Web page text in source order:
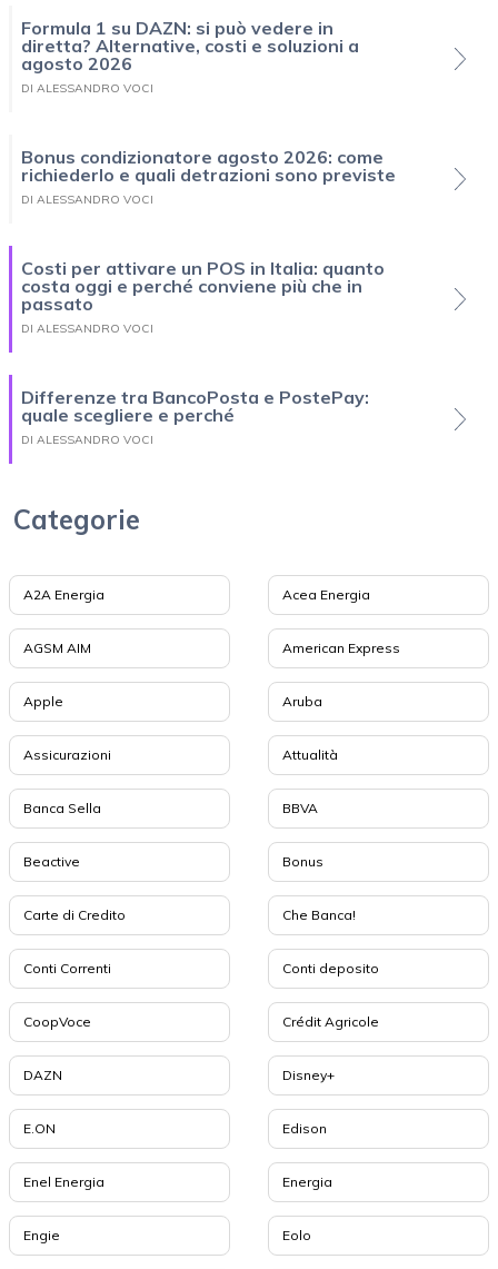
Formula 1 su DAZN: si può vedere in
diretta? Alternative, costi e soluzioni a
agosto 2026
DI ALESSANDRO VOCI
Bonus condizionatore agosto 2026: come
richiederlo e quali detrazioni sono previste
DI ALESSANDRO VOCI
Costi per attivare un POS in Italia: quanto
costa oggi e perché conviene più che in
passato
DI ALESSANDRO VOCI
Differenze tra BancoPosta e PostePay:
quale scegliere e perché
DI ALESSANDRO VOCI
Categorie
A2A Energia Acea Energia
AGSM AIM American Express
Apple Aruba
Assicurazioni Attualità
Banca Sella BBVA
Beactive Bonus
Carte di Credito Che Banca!
Conti Correnti Conti deposito
CoopVoce Crédit Agricole
DAZN Disney+
E.ON Edison
Enel Energia Energia
Engie Eolo